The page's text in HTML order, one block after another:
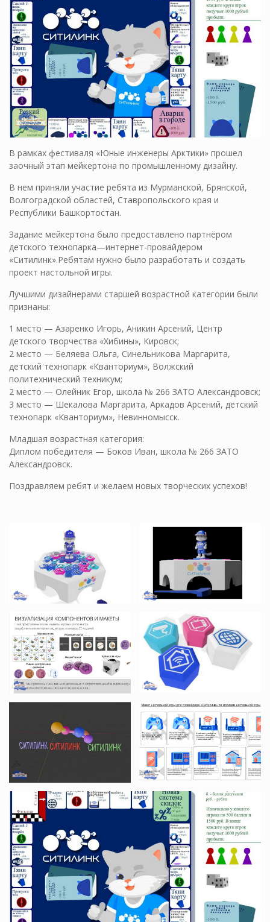
В рамках фестиваля «Юные инженеры Арктики» прошел
заочный этап мейкертона по промышленному дизайну.
В нем приняли участие ребята из Мурманской, Брянской,
Волгоградской областей, Ставропольского края и
Республики Башкортостан.
Задание мейкертона было предоставлено партнёром
детского технопарка—интернет-провайдером
«Ситилинк».Ребятам нужно было разработать и создать
проект настольной игры.
Лучшими дизайнерами старшей возрастной категории были
признаны:
1 место — Азаренко Игорь, Аникин Арсений, Центр
детского творчества «Хибины», Кировск;
2 место — Беляева Ольга, Синельникова Маргарита,
детский технопарк «Кванториум», Волжский
политехнический техникум;
2 место — Олейник Егор, школа № 266 ЗАТО Александровск;
3 место — Шекалова Маргарита, Аркадов Арсений, детский
технопарк «Кванториум», Невинномысск.
Младшая возрастная категория:
Диплом победителя — Боков Иван, школа № 266 ЗАТО
Александровск.
Поздравляем ребят и желаем новых творческих успехов!